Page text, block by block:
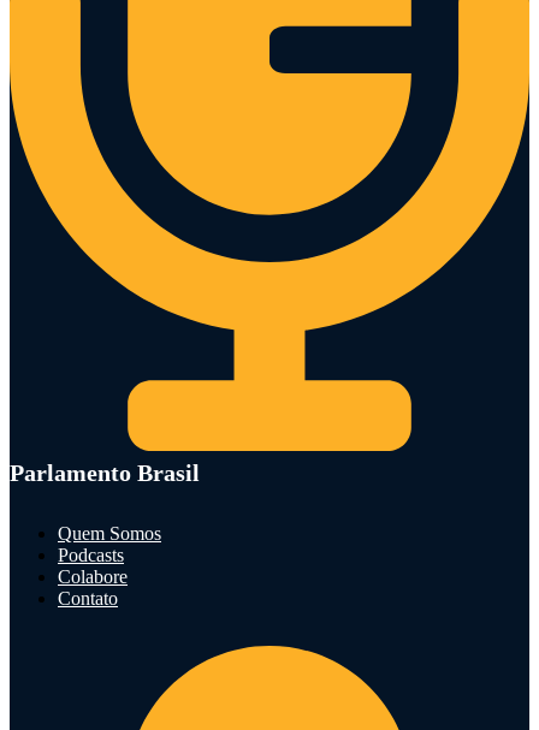
Parlamento Brasil
Quem Somos
Podcasts
Colabore
Contato